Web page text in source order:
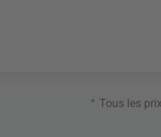
* Tous les